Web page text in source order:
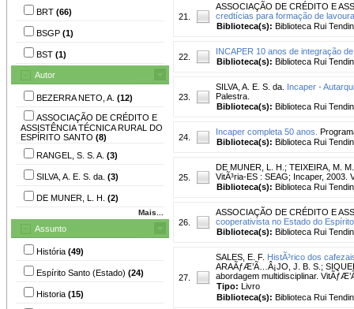
BRT (66)
BSGP (1)
BST (1)
Autor
BEZERRA NETO, A. (12)
ASSOCIAÇÃO DE CRÉDITO E
ASSISTÊNCIA TÉCNICA RURAL DO
ESPÍRITO SANTO (8)
RANGEL, S. S. A. (3)
SILVA, A. E. S. da. (3)
DE MUNER, L. H. (2)
Mais...
Assunto
História (49)
Espírito Santo (Estado) (24)
Historia (15)
21.
ASSOCIAÇÃO DE CRÉDITO E
credtícias para formação de
Biblioteca(s): Biblioteca Rui
22.
INCAPER 10 anos de integração
Biblioteca(s): Biblioteca Rui
23.
SILVA, A. E. S. da. Incaper -
Palestra.
Biblioteca(s): Biblioteca Rui
24.
Incaper completa 50 anos.
Biblioteca(s): Biblioteca Rui
25.
DE MUNER, L. H. ; TEIXEIRA, M. M.
VitÃ³ria-ES : SEAG; Incaper, 2003.
Biblioteca(s): Biblioteca Rui
26.
ASSOCIAÇÃO DE CRÉDITO E
cooperativista no Estado do
Biblioteca(s): Biblioteca Rui
27.
SALES, E. F. HistÃ³rico dos
ARAÃƒÆ’Ã…Â¡JO, J. B. S.;
abordagem multidisciplinar.
Tipo: Livro
Biblioteca(s): Biblioteca Rui